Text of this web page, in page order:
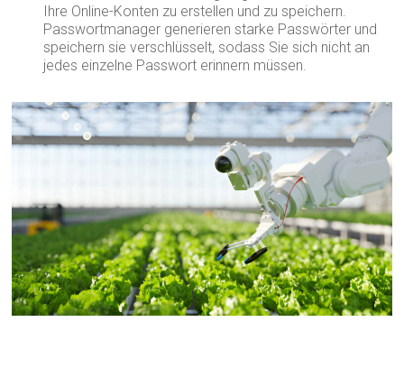
Ihre Online-Konten zu erstellen und zu speichern.
Passwortmanager generieren starke Passwörter und
speichern sie verschlüsselt, sodass Sie sich nicht an
jedes einzelne Passwort erinnern müssen.